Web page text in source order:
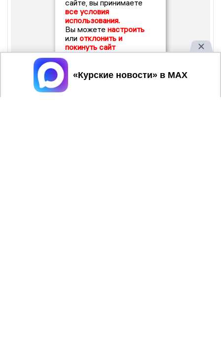
сайте, вы принимаете
все условия
использования.
Вы можете настроить
или отклонить и
покинуть сайт
Принять